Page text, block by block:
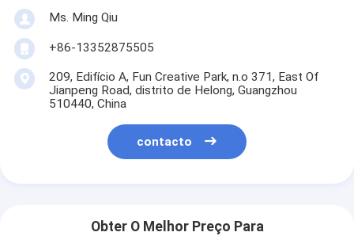
Ms. Ming Qiu
+86-13352875505
209, Edifício A, Fun Creative Park, n.o 371, East Of
Jianpeng Road, distrito de Helong, Guangzhou
510440, China
contacto
Obter O Melhor Preço Para